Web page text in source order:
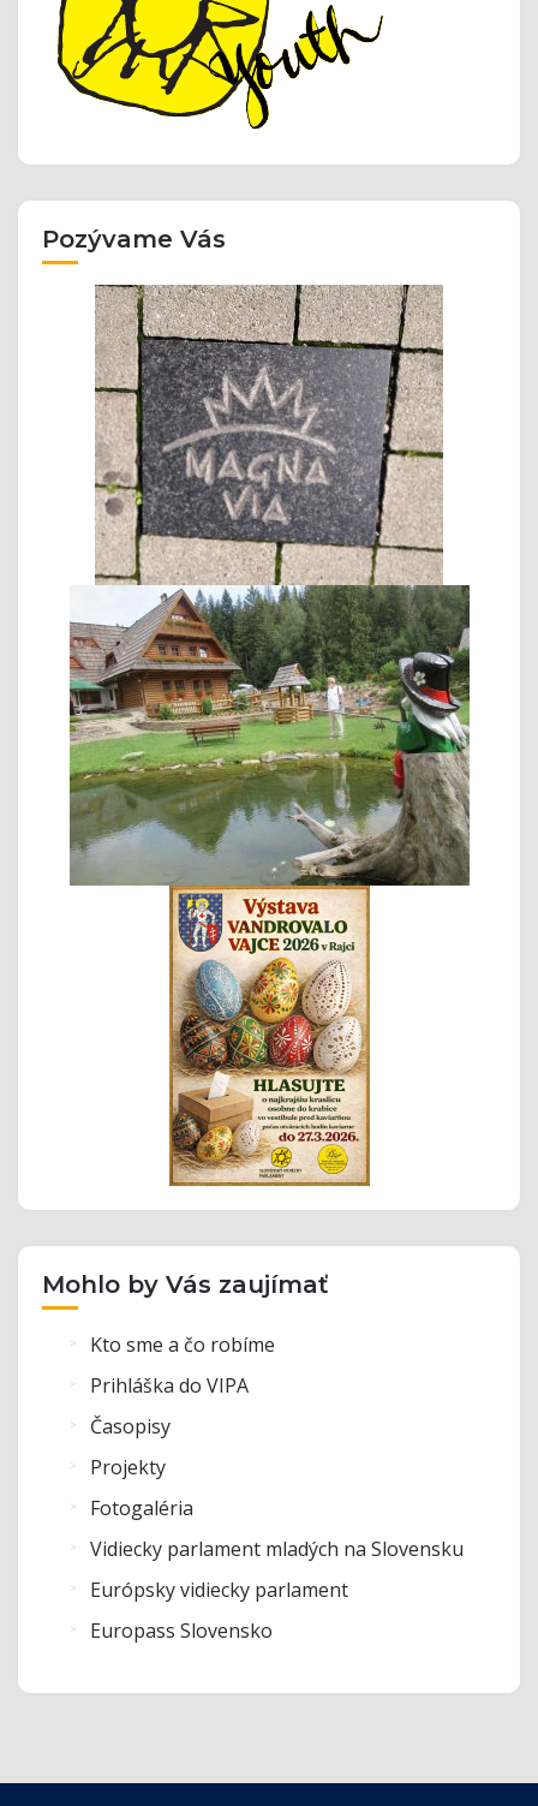
Pozývame Vás
Mohlo by Vás zaujímať
Kto sme a čo robíme
Prihláška do VIPA
Časopisy
Projekty
Fotogaléria
Vidiecky parlament mladých na Slovensku
Európsky vidiecky parlament
Europass Slovensko